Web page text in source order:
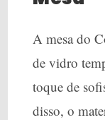
A mesa do
de vidro
toque de
disso, o